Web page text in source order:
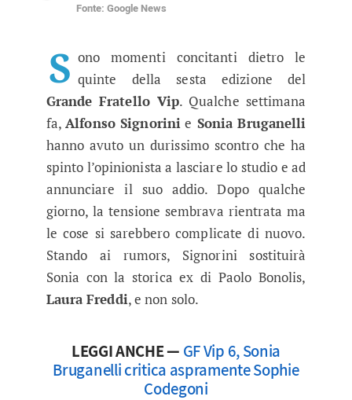
Fonte: Google News
GF Vip 6, la vendetta di
S ono momenti concitanti dietro le
quinte della sesta edizione del
Grande Fratello Vip. Qualche settimana
fa,Alfonso Signorini e Sonia Bruganelli
hanno avuto un durissimo scontro che ha
spinto l’opinionista a lasciare lo studio e ad
annunciare il suo addio. Dopo qualche
giorno, la tensione sembrava rientrata ma
le cose si sarebbero complicate di nuovo.
Stando ai rumors, Signorini sostituirà
Sonia con la storica ex di Paolo Bonolis,
Laura Freddi, e non solo.
LEGGI ANCHE — GF Vip 6, Sonia
Bruganelli critica aspramente Sophie
Codegoni